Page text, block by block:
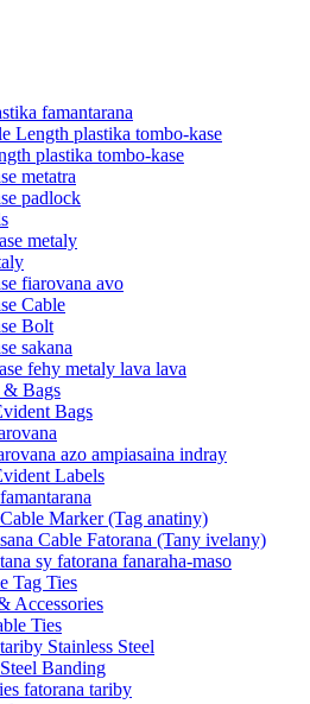
famantarana
Length plastika tombo-kase
plastika tombo-kase
metatra
padlock
metaly
fiarovana avo
Cable
Bolt
sakana
fehy metaly lava lava
& Bags
Bags
azo ampiasaina indray
Labels
Marker (Tag anatiny)
Cable Fatorana (Tany ivelany)
sy fatorana fanaraha-maso
Tag Ties
Accessories
Ties
Stainless Steel
Banding
fatorana tariby